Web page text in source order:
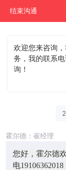
结束沟通
欢迎您来咨询
务，我的联系
询！
霍尔德：崔经理
您好，霍尔德
电